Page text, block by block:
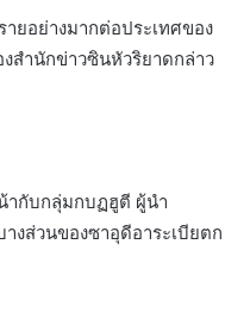
ยอย่างมากต่อประเทศของ
สำนักข่าวซินหัวริยาดกล่าว
ากับกลุ่มกบฏฮูตี ผู้นำ
งส่วนของซาอุดีอาระเบียตก